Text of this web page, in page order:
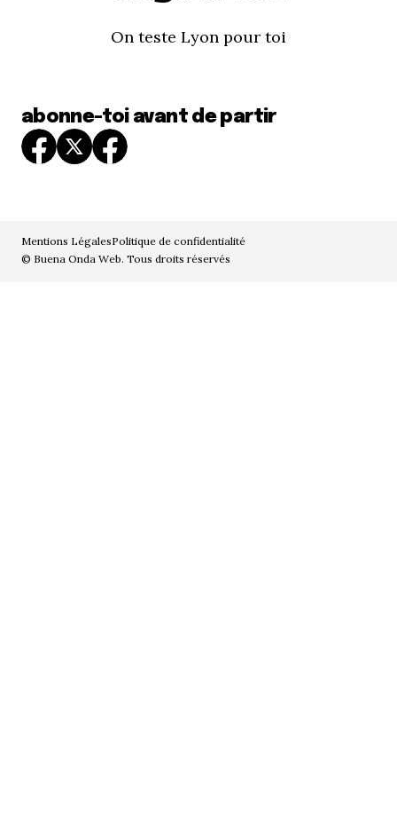
On teste Lyon pour toi
abonne-toi avant de partir
Mentions LégalesPolitique de confidentialité
© Buena Onda Web. Tous droits réservés